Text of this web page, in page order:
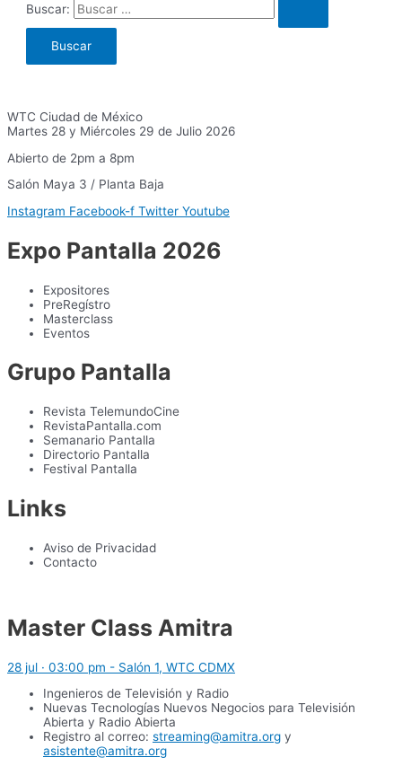
Buscar:
WTC Ciudad de México
Martes 28 y Miércoles 29 de Julio 2026
Abierto de 2pm a 8pm
Salón Maya 3 / Planta Baja
Instagram Facebook-f Twitter Youtube
Expo Pantalla 2026
Expositores
PreRegístro
Masterclass
Eventos
Grupo Pantalla
Revista TelemundoCine
RevistaPantalla.com
Semanario Pantalla
Directorio Pantalla
Festival Pantalla
Links
Aviso de Privacidad
Contacto
Master Class Amitra
28 jul · 03:00 pm - Salón 1, WTC CDMX
Ingenieros de Televisión y Radio
Nuevas Tecnologías Nuevos Negocios para Televisión
Abierta y Radio Abierta
Registro al correo: streaming@amitra.org y
asistente@amitra.org